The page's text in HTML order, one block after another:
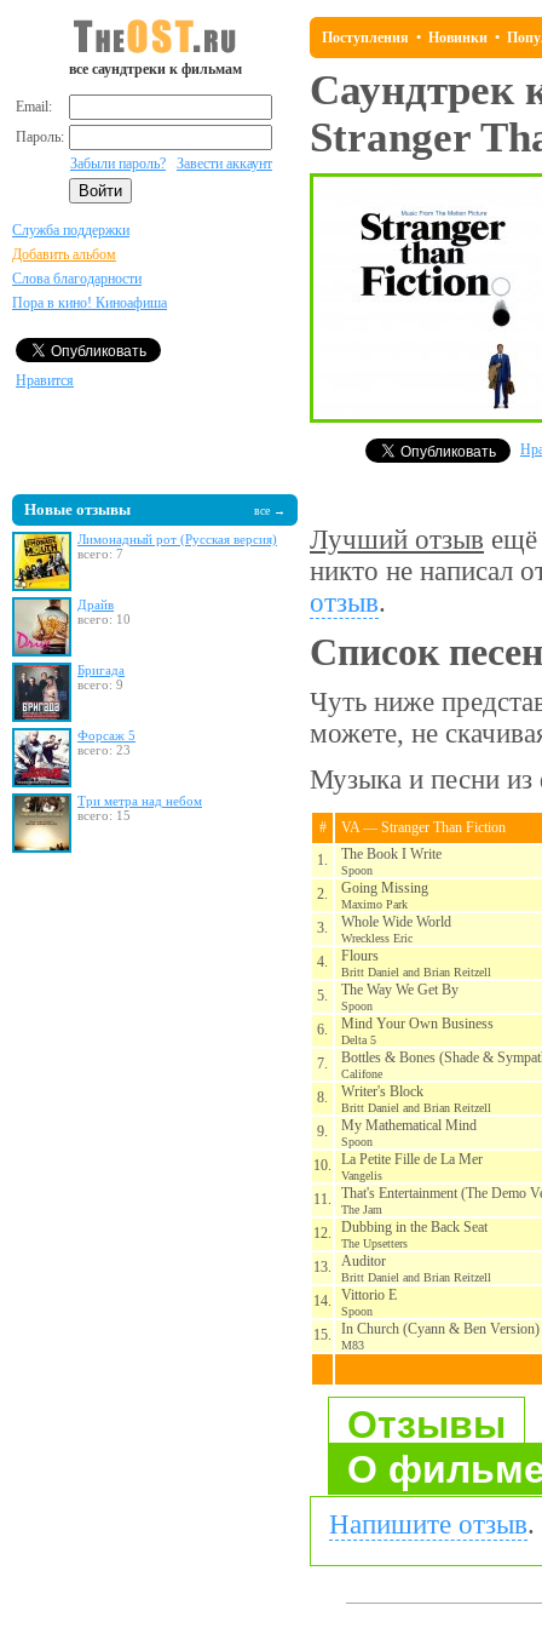
все саундтреки к фильмам
Email:
Пароль:
Забыли пароль?
Завести аккаунт
Служба поддержки
Добавить альбом
Слова благодарности
Пора в кино! Киноафиша
Нравится
Новые отзывы все →
Лимонадный рот (Русская версия)
всего: 7
Драйв
всего: 10
Бригада
всего: 9
Форсаж 5
всего: 23
Три метра над небом
всего: 15
Поступления • Новинки •
Саундтрек
Stranger
Лучший отзыв ещё
никто не написал
отзыв.
Список песен
Чуть ниже
можете, не
Музыка и песни
#
VA — Stranger Than Fiction
1.
The Book I Write
Spoon
2. Going Missing
Maximo Park
3. Whole Wide World
Wreckless Eric
4. Flours
Britt Daniel and Brian Reitzell
5. The Way We Get By
Spoon
6. Mind Your Own Business
Delta 5
7. Bottles & Bones (Shade &
Califone
8. Writer's Block
Britt Daniel and Brian Reitzell
9. My Mathematical Mind
Spoon
10. La Petite Fille de La Mer
Vangelis
11. That's Entertainment (The Demo
The Jam
12. Dubbing in the Back Seat
The Upsetters
13. Auditor
Britt Daniel and Brian Reitzell
14. Vittorio E
Spoon
15. In Church (Cyann & Ben Version)
M83
Отзывы
О
Напишите отзыв.